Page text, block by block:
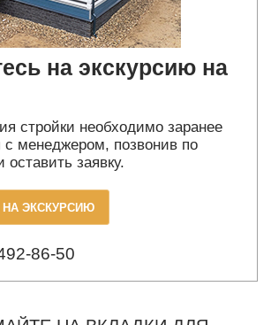
на экскурсию на
стройки необходимо заранее
с менеджером, позвонив по
заявку.
НА ЭКСКУРСИЮ
86-50